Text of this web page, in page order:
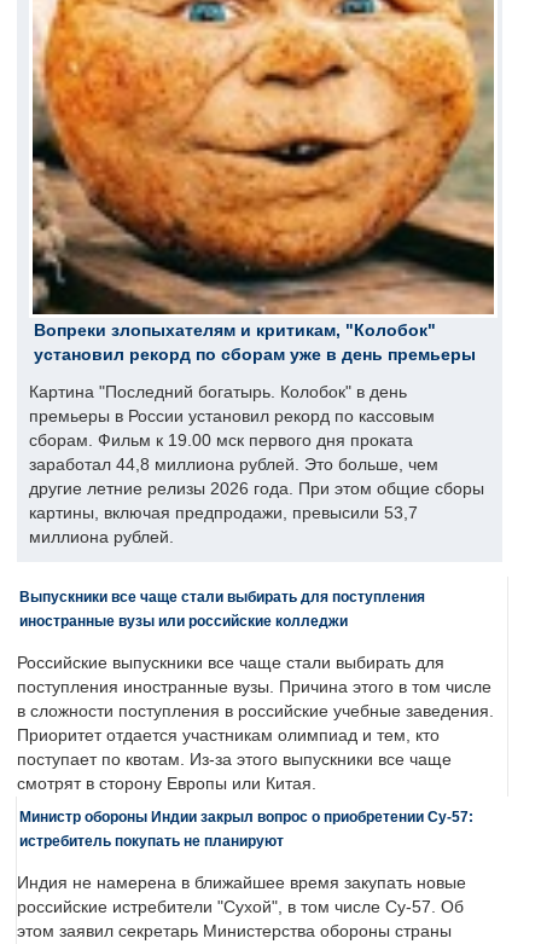
Вопреки злопыхателям и критикам, "Колобок"
установил рекорд по сборам уже в день премьеры
Картина "Последний богатырь. Колобок" в день
премьеры в России установил рекорд по кассовым
сборам. Фильм к 19.00 мск первого дня проката
заработал 44,8 миллиона рублей. Это больше, чем
другие летние релизы 2026 года. При этом общие сборы
картины, включая предпродажи, превысили 53,7
миллиона рублей.
Выпускники все чаще стали выбирать для поступления
иностранные вузы или российские колледжи
Российские выпускники все чаще стали выбирать для
поступления иностранные вузы. Причина этого в том числе
в сложности поступления в российские учебные заведения.
Приоритет отдается участникам олимпиад и тем, кто
поступает по квотам. Из-за этого выпускники все чаще
смотрят в сторону Европы или Китая.
Министр обороны Индии закрыл вопрос о приобретении Су-57:
истребитель покупать не планируют
Индия не намерена в ближайшее время закупать новые
российские истребители "Сухой", в том числе Су-57. Об
этом заявил секретарь Министерства обороны страны